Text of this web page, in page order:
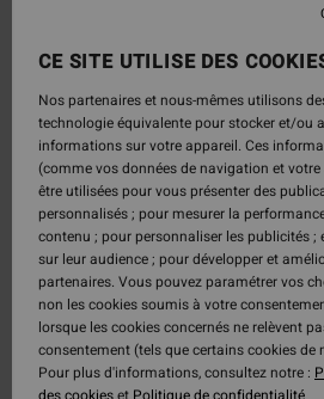
CE SITE UTILISE DES
Nos partenaires et nous-mêmes utilisons
technologie équivalente pour stocker et/ou
informations sur votre appareil. Ces
(comme vos données de navigation et
être utilisées pour vous présenter des
personnalisés ; pour mesurer la
contenu ; pour personnaliser les publicités ;
sur leur audience ; pour développer et
partenaires. Vous pouvez paramétrer vos
non les cookies soumis à votre
lorsque les cookies concernés ne relèvent
consentement (tels que certains cookies de
Pour plus d'informations, consultez notre :